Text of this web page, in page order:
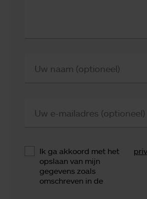
Uw naam (optioneel)
Uw e-mailadres (optioneel)
Ik ga akkoord met het
opslaan van mijn
gegevens zoals
omschreven in de